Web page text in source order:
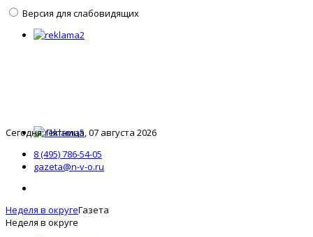
Версия для слабовидящих
Сегодня: Пятница, 07 августа 2026
8 (495) 786-54-05
gazeta@n-v-o.ru
Неделя в округеГазета
Неделя в округе